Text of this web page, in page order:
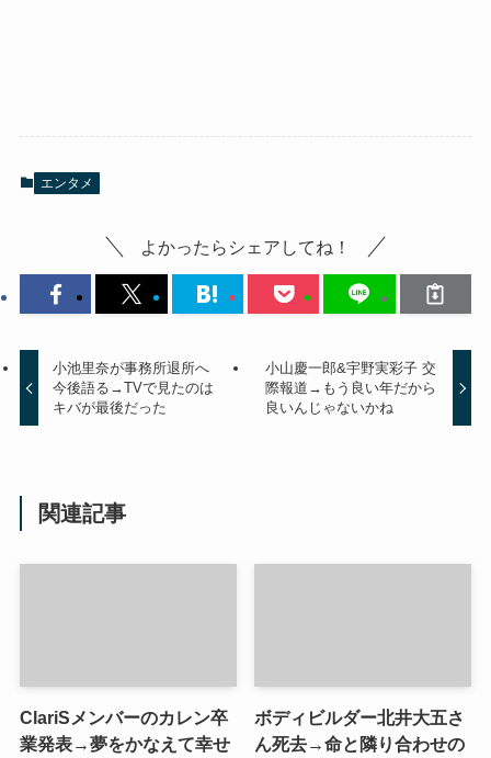
エンタメ
よかったらシェアしてね！
小池里奈が事務所退所へ
今後語る→TVで見たのは
キバが最後だった
小山慶一郎&宇野実彩子 交
際報道→もう良い年だから
良いんじゃないかね
関連記事
ClariSメンバーのカレン卒
業発表→夢をかなえて幸せ
ボディビルダー北井大五さ
ん死去→命と隣り合わせの